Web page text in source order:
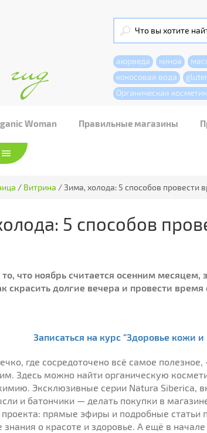
аюрведа киноа
кокосовая вода
Органическая
Woman Правильные магазины
/ Витрина /Зима, холода: 5 способов провести
5 способов
что ноябрь считается осенним
скрасить долгие вечера и провести время
Записаться на курс “Здоровье кожи
где сосредоточено всё самое
Здесь можно найти органическую
Эксклюзивные серии Natura Siberica,
и батончики — делать покупки в
проекта: прямые эфиры и подробные статьи
знания о красоте и здоровье. А ещё в